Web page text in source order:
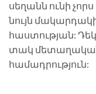
սեղանն ունի
նույն
հաստության:
տակ մետաղական
համադրություն: